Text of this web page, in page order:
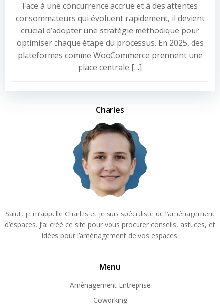
Face à une concurrence accrue et à des attentes
consommateurs qui évoluent rapidement, il devient
crucial d’adopter une stratégie méthodique pour
optimiser chaque étape du processus. En 2025, des
plateformes comme WooCommerce prennent une
place centrale […]
Charles
Salut, je m’appelle Charles et je suis spécialiste de l’aménagement
d’espaces. J’ai créé ce site pour vous procurer conseils, astuces, et
idées pour l’aménagement de vos espaces.
Menu
Aménagement Entreprise
Coworking